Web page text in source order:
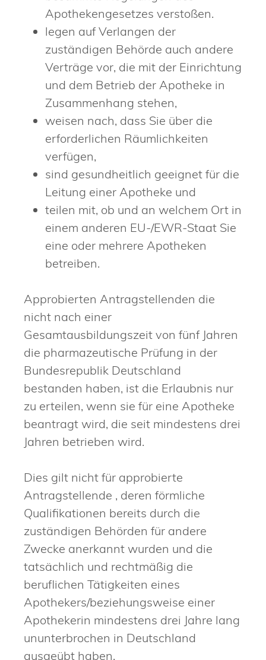
Apothekengesetzes verstoßen.
legen auf Verlangen der
zuständigen Behörde auch andere
Verträge vor, die mit der Einrichtung
und dem Betrieb der Apotheke in
Zusammenhang stehen,
weisen nach, dass Sie über die
erforderlichen Räumlichkeiten
verfügen,
sind gesundheitlich geeignet für die
Leitung einer Apotheke und
teilen mit, ob und an welchem Ort in
einem anderen EU-/EWR-Staat Sie
eine oder mehrere Apotheken
betreiben.
Approbierten Antragstellenden die
nicht nach einer
Gesamtausbildungszeit von fünf Jahren
die pharmazeutische Prüfung in der
Bundesrepublik Deutschland
bestanden haben, ist die Erlaubnis nur
zu erteilen, wenn sie für eine Apotheke
beantragt wird, die seit mindestens drei
Jahren betrieben wird.
Dies gilt nicht für approbierte
Antragstellende , deren förmliche
Qualifikationen bereits durch die
zuständigen Behörden für andere
Zwecke anerkannt wurden und die
tatsächlich und rechtmäßig die
beruflichen Tätigkeiten eines
Apothekers/beziehungsweise einer
Apothekerin mindestens drei Jahre lang
ununterbrochen in Deutschland
ausgeübt haben.